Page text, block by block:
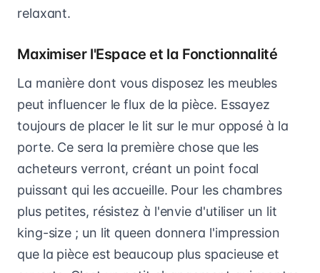
relaxant.
Maximiser l'Espace et la Fonctionnalité
La manière dont vous disposez les meubles
peut influencer le flux de la pièce. Essayez
toujours de placer le lit sur le mur opposé à la
porte. Ce sera la première chose que les
acheteurs verront, créant un point focal
puissant qui les accueille. Pour les chambres
plus petites, résistez à l'envie d'utiliser un lit
king-size ; un lit queen donnera l'impression
que la pièce est beaucoup plus spacieuse et